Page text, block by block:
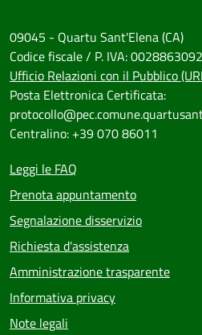
09045 - Quartu Sant'Elena (CA)
Codice fiscale / P. IVA:
Ufficio Relazioni con il Pubblico
Posta Elettronica Certificata:
Centralino: +39 070 86011
Leggi le FAQ
Prenota appuntamento
Segnalazione disservizio
Richiesta d'assistenza
Amministrazione trasparente
Informativa privacy
Note legali